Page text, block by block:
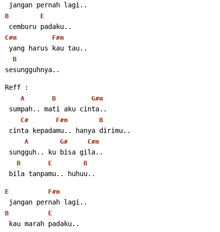
jangan pernah lagi..
B E
cemburu padaku..
C#m F#m
yang harus kau tau..
B
sesungguhnya..
Reff :
A B G#m
sumpah.. mati aku cinta..
C# F#m B
cinta kepadamu.. hanya dirimu..
A G# C#m
sungguh.. ku bisa gila..
B E B
bila tanpamu.. huhuu..
E F#m
jangan pernah lagi..
B E
kau marah padaku..